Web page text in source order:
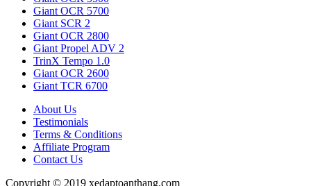
Giant OCR 5700
Giant SCR 2
Giant OCR 2800
Giant Propel ADV 2
TrinX Tempo 1.0
Giant OCR 2600
Giant TCR 6700
About Us
Testimonials
Terms & Conditions
Affiliate Program
Contact Us
Copyright © 2019 xedaptoanthang.com